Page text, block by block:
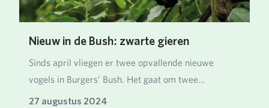
Nieuw in de Bush: zwarte gieren
Sinds april vliegen er twee opvallende nieuwe
vogels in Burgers’ Bush. Het gaat om twee
mannetjes zw…
27 augustus 2024